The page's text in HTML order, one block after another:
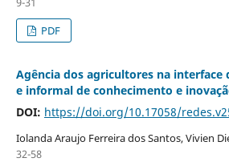
PDF
Agência dos agricultores na interface
e informal de conhecimento e
DOI: https://doi.org/10.17058/
Iolanda Araujo Ferreira dos Santos, Vivien
32-58